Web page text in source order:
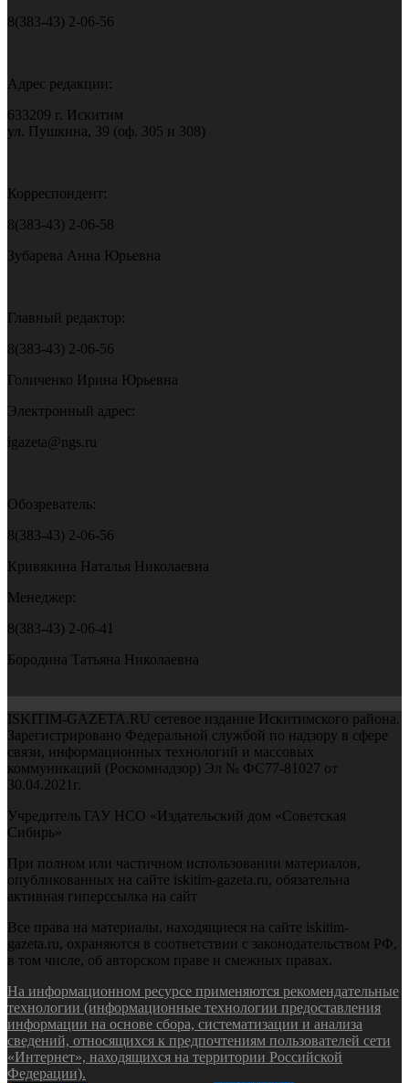
8(383-43) 2-06-56
Адрес редакции:
633209 г. Искитим
ул. Пушкина, 39 (оф. 305 и 308)
Корреспондент:
8(383-43) 2-06-58
Зубарева Анна Юрьевна
Главный редактор:
8(383-43) 2-06-56
Голиченко Ирина Юрьевна
Электронный адрес:
igazeta@ngs.ru
Обозреватель:
8(383-43) 2-06-56
Кривякина Наталья Николаевна
Менеджер:
8(383-43) 2-06-41
Бородина Татьяна Николаевна
ISKITIM-GAZETA.RU сетевое издание Искитимского района.
Зарегистрировано Федеральной службой по надзору в сфере
связи, информационных технологий и массовых
коммуникаций (Роскомнадзор) Эл № ФС77-81027 от
30.04.2021г.
Учредитель ГАУ НСО «Издательский дом «Советская
Сибирь»
При полном или частичном использовании материалов,
опубликованных на сайте iskitim-gazeta.ru, обязательна
активная гиперссылка на сайт
Все права на материалы, находящиеся на сайте iskitim-
gazeta.ru, охраняются в соответствии с законодательством РФ,
в том числе, об авторском праве и смежных правах.
На информационном ресурсе применяются рекомендательные
технологии (информационные технологии предоставления
информации на основе сбора, систематизации и анализа
сведений, относящихся к предпочтениям пользователей сети
«Интернет», находящихся на территории Российской
Федерации).